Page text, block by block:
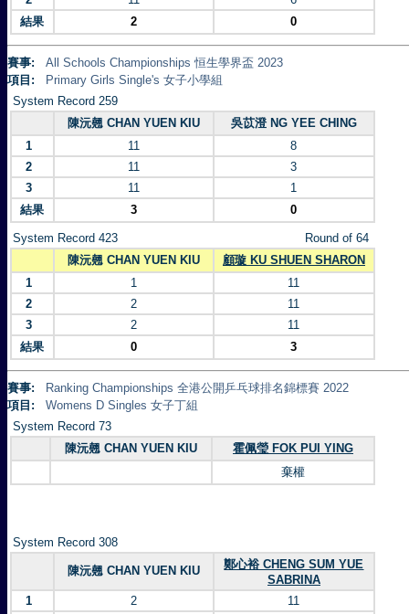
結果
2 0
賽事:
All Schools Championships 恒生學界盃 2023
項目:
Primary Girls Single's 女子小學組
System Record 259
陳沅翹 CHAN YUEN KIU
吳苡澄 NG YEE CHING
1
11
8
2
11
3
3
11
1
結果
3 0
System Record 423
Round of 64
陳沅翹 CHAN YUEN KIU
顧璇 KU SHUEN SHARON
1
1
11
2
2
11
3
2
11
結果
0 3
賽事:
Ranking Championships 全港公開乒乓球排名錦標賽 2022
項目:
Womens D Singles 女子丁組
System Record 73
陳沅翹 CHAN YUEN KIU
霍佩瑩 FOK PUI YING
棄權
System Record 308
陳沅翹 CHAN YUEN KIU
鄭心裕 CHENG SUM YUE
SABRINA
1
2
11